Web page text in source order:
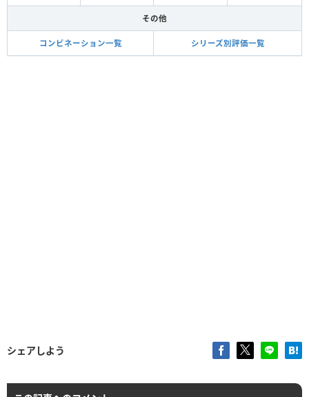
その他
コンビネーション一覧 シリーズ別評価一覧
シェアしよう